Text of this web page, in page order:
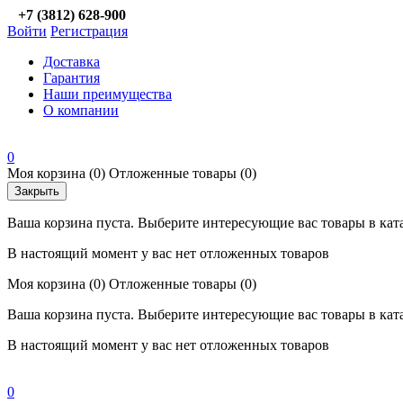
+7 (3812) 628-900
Войти Регистрация
Доставка
Гарантия
Наши преимущества
О компании
0
Моя корзина (0) Отложенные товары (0)
Закрыть
Ваша корзина пуста. Выберите интересующие вас товары в
В настоящий момент у вас нет отложенных товаров
Моя корзина (0) Отложенные товары (0)
Ваша корзина пуста. Выберите интересующие вас товары в
В настоящий момент у вас нет отложенных товаров
0